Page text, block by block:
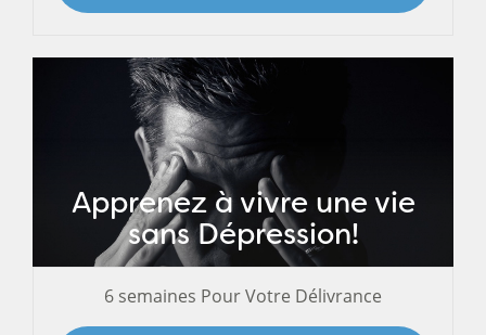
Apprenez à vivre une vie
sans Dépression!
6 semaines Pour Votre Délivrance